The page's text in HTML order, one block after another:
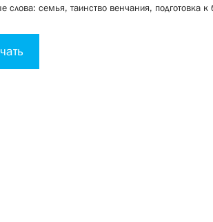
слова: семья, таинство венчания, подготовка к